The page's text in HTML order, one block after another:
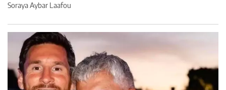
Soraya Aybar Laafou